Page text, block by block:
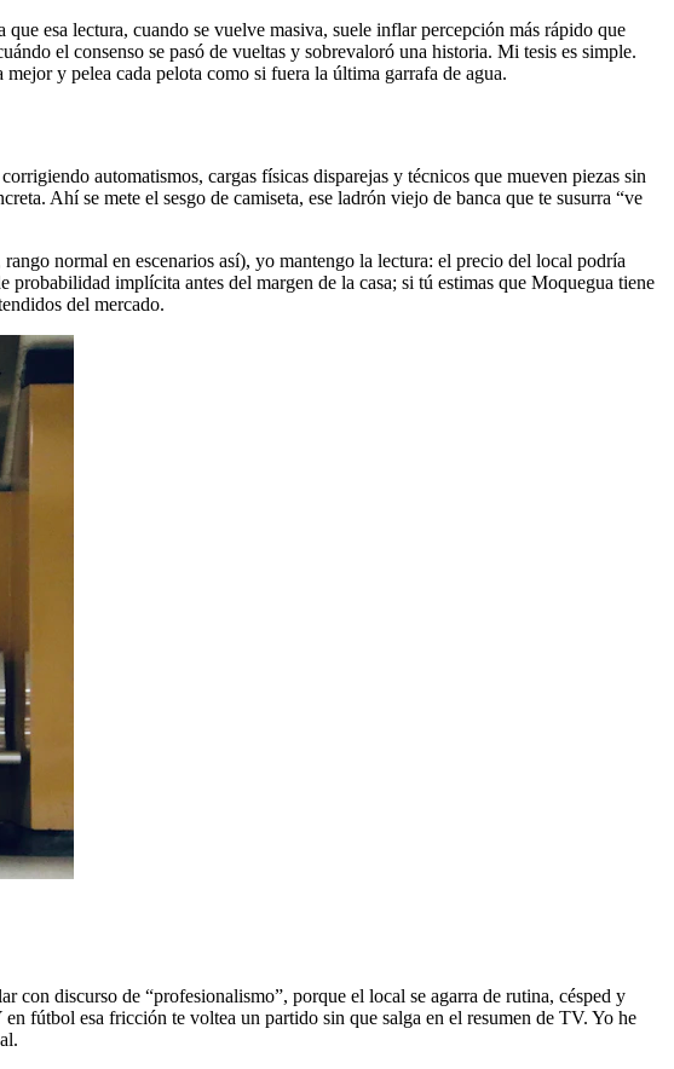
esa lectura, cuando se vuelve masiva, suele inflar percepción más rápido que
el consenso se pasó de vueltas y sobrevaloró una historia. Mi tesis es simple.
y pelea cada pelota como si fuera la última garrafa de agua.
automatismos, cargas físicas disparejas y técnicos que mueven piezas sin
Ahí se mete el sesgo de camiseta, ese ladrón viejo de banca que te susurra “ve
normal en escenarios así), yo mantengo la lectura: el precio del local podría
implícita antes del margen de la casa; si tú estimas que Moquegua tiene
del mercado.
discurso de “profesionalismo”, porque el local se agarra de rutina, césped y
fútbol esa fricción te voltea un partido sin que salga en el resumen de TV. Yo he